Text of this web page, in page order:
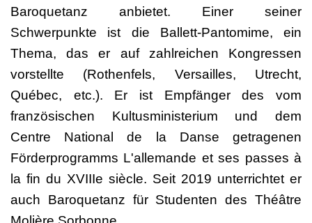
Baroquetanz anbietet. Einer seiner
Schwerpunkte ist die Ballett-Pantomime, ein
Thema, das er auf zahlreichen Kongressen
vorstellte (Rothenfels, Versailles, Utrecht,
Québec, etc.). Er ist Empfänger des vom
französischen Kultusministerium und dem
Centre National de la Danse getragenen
Förderprogramms L'allemande et ses passes à
la fin du XVIIIe siècle. Seit 2019 unterrichtet er
auch Baroquetanz für Studenten des Théâtre